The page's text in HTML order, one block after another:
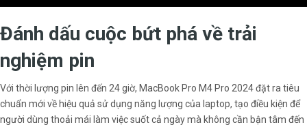
Đánh dấu cuộc bứt phá về trải
nghiệm pin
Với thời lượng pin lên đến 24 giờ, MacBook Pro M4 Pro 2024 đặt ra tiêu
chuẩn mới về hiệu quả sử dụng năng lượng của laptop, tạo điều kiện để
người dùng thoải mái làm việc suốt cả ngày mà không cần bận tâm đến